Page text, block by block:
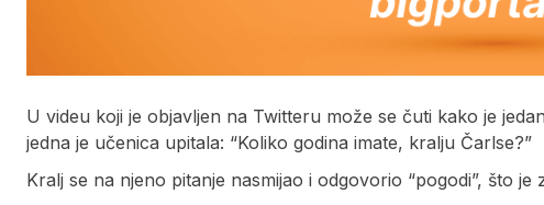
U videu koji je objavljen na Twitteru može se čuti kako je
jedna je učenica upitala: “Koliko godina imate, kralju Čarlse?”
Kralj se na njeno pitanje nasmijao i odgovorio “pogodi”, što je